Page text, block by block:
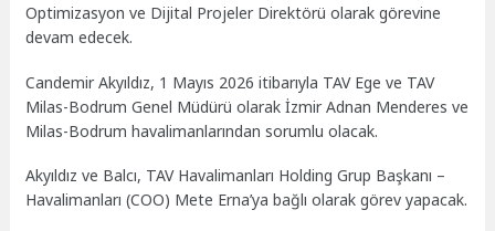
Optimizasyon ve Dijital Projeler Direktörü olarak görevine
devam edecek.
Candemir Akyıldız, 1 Mayıs 2026 itibarıyla TAV Ege ve TAV
Milas-Bodrum Genel Müdürü olarak İzmir Adnan Menderes ve
Milas-Bodrum havalimanlarından sorumlu olacak.
Akyıldız ve Balcı, TAV Havalimanları Holding Grup Başkanı –
Havalimanları (COO) Mete Erna’ya bağlı olarak görev yapacak.